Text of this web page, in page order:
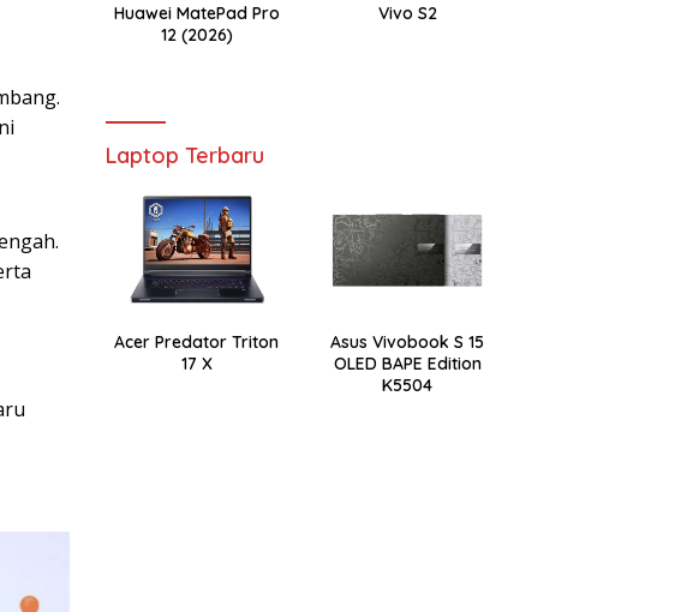
Huawei MatePad Pro
12 (2026)
Vivo S2
Laptop Terbaru
Acer Predator Triton
17 X
Asus Vivobook S 15
OLED BAPE Edition
K5504